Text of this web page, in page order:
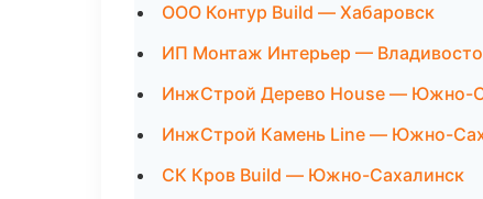
ООО Контур Build — Хабаровск
ИП Монтаж Интерьер —
ИнжСтрой Дерево House — Южно-
ИнжСтрой Камень Line — Южно-
СК Кров Build — Южно-Сахалинск